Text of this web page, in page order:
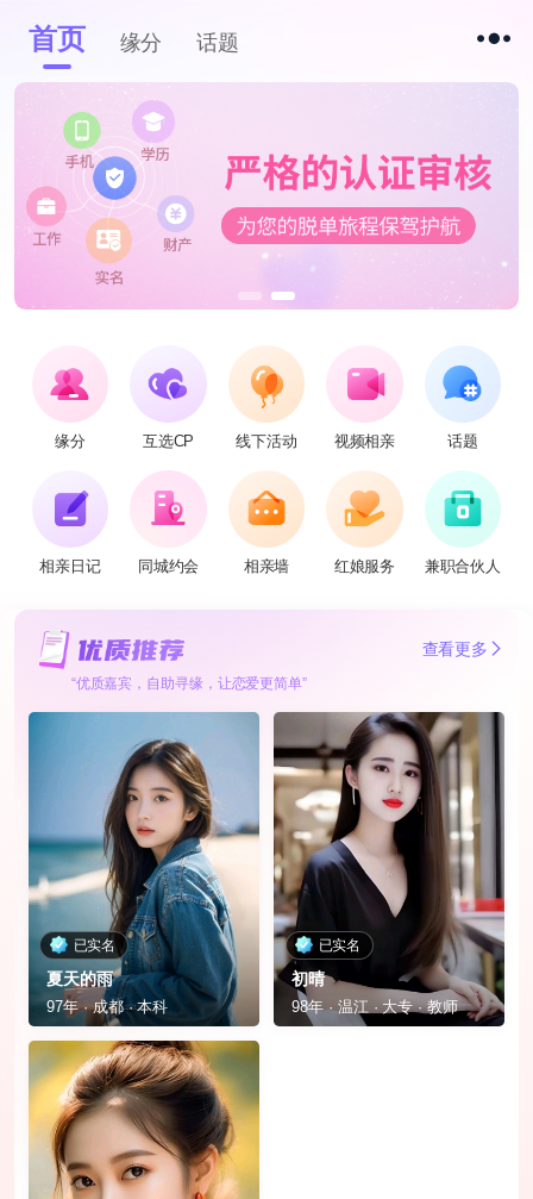
首页 缘分 话题
缘分 互选CP 线下活动 视频相亲 话题
相亲日记 同城约会 相亲墙 红娘服务 兼职合伙人
查看更多
“优质嘉宾，自助寻缘，让恋爱更简单”
已实名
夏天的雨
97年 · 成都 · 本科
已实名
初晴
98年 · 温江 · 大专 · 教师